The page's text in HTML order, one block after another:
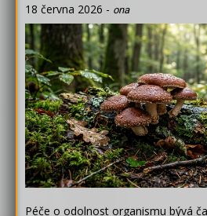
18 června 2026 - ona
Péče o odolnost organismu bývá